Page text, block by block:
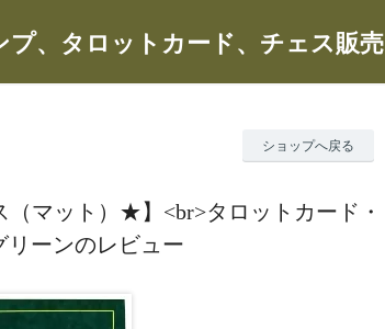
、タロットカード、チェス販売
ショップへ戻る
（マット）★】<br>タロットカード・
ーンのレビュー